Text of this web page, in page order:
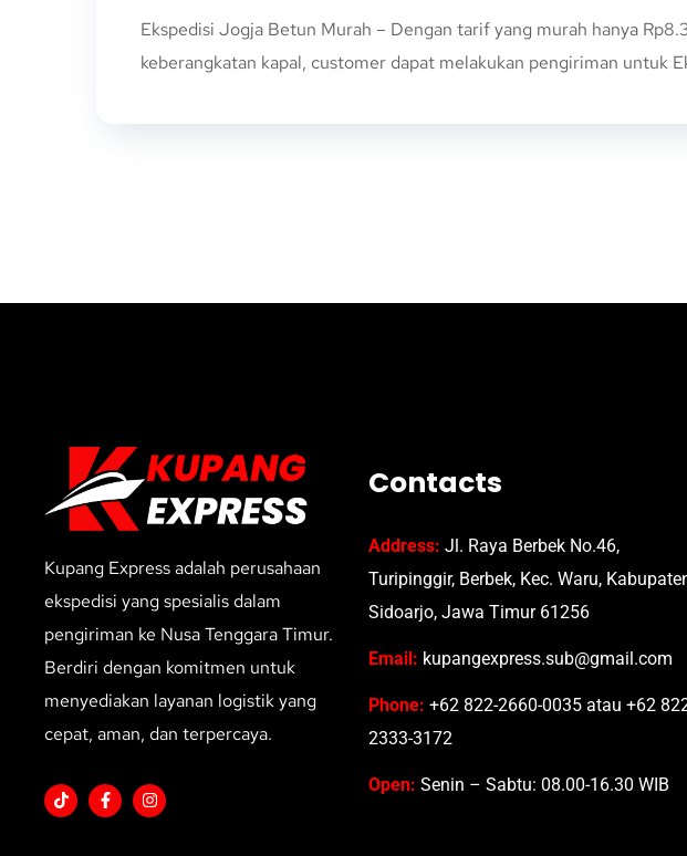
Ekspedisi Jogja Betun Murah – Dengan tarif yang murah hanya
keberangkatan kapal, customer dapat melakukan pengiriman untuk
Kupang Express adalah perusahaan
ekspedisi yang spesialis dalam
pengiriman ke Nusa Tenggara Timur.
Berdiri dengan komitmen untuk
menyediakan layanan logistik yang
cepat, aman, dan terpercaya.
Contacts
Address: Jl. Raya Berbek No.46,
Turipinggir, Berbek, Kec. Waru,
Sidoarjo, Jawa Timur 61256
Email: kupangexpress.sub@gmail.com
Phone: +62 822-2660-0035 atau +62
2333-3172
Open: Senin – Sabtu: 08.00-16.30 WIB